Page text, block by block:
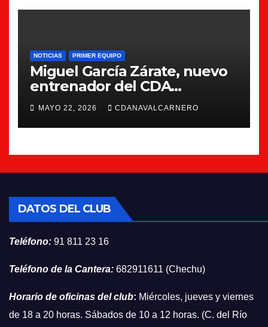
NOTICIAS PRIMER EQUIPO
Miguel García Zárate, nuevo
entrenador del CDA
Navalcarnero
MAYO 22, 2026 CDANAVALCARNERO
DATOS DEL CLUB
Teléfono: 91 811 23 16
Teléfono de la Cantera: 682911611 (Chechu)
Horario de oficinas del club: Miércoles, jueves y viernes
de 18 a 20 horas. Sábados de 10 a 12 horas. (C. del Río